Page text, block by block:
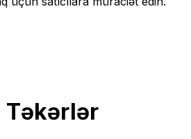
Təkərlər